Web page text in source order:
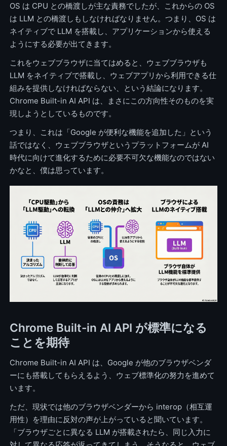
OS は CPU との橋渡しが主な責務でしたが、これからの OS
は LLM との橋渡しもしなければなりません。つまり、OS は
ネイティブで LLM を搭載し、アプリケーションから使える
ようにする必要が出てきます。
これをウェブブラウザに当てはめると、ウェブブラウザも
LLM をネイティブで搭載し、ウェブアプリから利用できる仕
組みを提供しなければならない、という結論になります。
Chrome Built-in AI API は、まさにこの方向性そのものを実
現しようとしているものです。
つまり、これは「Google が便利な機能を追加した」という
話ではなく、ウェブブラウザというプラットフォームが AI
時代に向けて進化するために必要不可欠な機能なのではない
かなと、僕は思っています。
Chrome Built-in AI API が標準になる
ことを期待
Chrome Built-in AI API は、Google が他のブラウザベンダ
ーにも搭載してもらえるよう、ウェブ標準化の努力を進めて
います。
ただ、現状では他のブラウザベンダーから interop（相互運
用性）を理由に反対の声が上がっていると聞いています。
「ブラウザごとに異なる LLM が搭載されたら、同じ入力に